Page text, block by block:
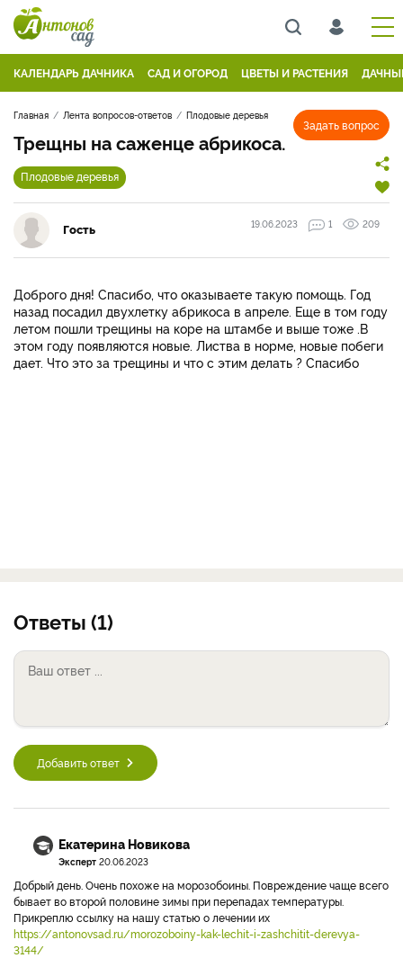
КАЛЕНДАРЬ ДАЧНИКА САД И ОГОРОД ЦВЕТЫ И РАСТЕНИЯ
Задать вопрос
Главная Лента вопросов-ответов Плодовые деревья
Трещны на саженце абрикоса.
Плодовые деревья
Гость 19.06.2023 1 209
Доброго дня! Спасибо, что оказываете такую помощь. Год
назад посадил двухлетку абрикоса в апреле. Еще в том году
летом пошли трещины на коре на штамбе и выше тоже .В
этом году появляются новые. Листва в норме, новые побеги
дает. Что это за трещины и что с этим делать ? Спасибо
Ответы (1)
Добавить ответ
Екатерина Новикова
Эксперт 20.06.2023
Добрый день. Очень похоже на морозобоины. Повреждение чаще всего
бывает во второй половине зимы при перепадах температуры.
Прикреплю ссылку на нашу статью о лечении их
https://antonovsad.ru/morozoboiny-kak-lechit-i-zashchitit-derevya-
3144/